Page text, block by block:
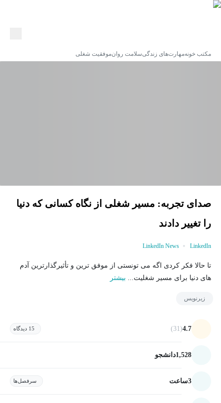
مکتب خونهمهارت‌های زندگیسلامت روانموفقیت شغلی
صدای تجربه: مسیر شغلی از نگاه کسانی که دنیا
را تغییر دادند
LinkedIn
LinkedIn News
تا حالا فکر کردی اگه می تونستی از موفق ترین و تأثیرگذارترین آدم
های دنیا برای مسیر شغلیت... بیشتر
زیرنویس
4.7
(31) 15 دیدگاه
1,528دانشجو
3ساعت سرفصل‌ها